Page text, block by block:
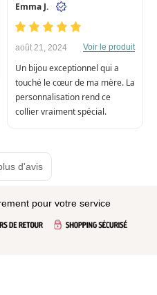
Emma J.
août 21, 2024 Voir le produit
Un bijou exceptionnel qui a
touché le cœur de ma mère. La
personnalisation rend ce
collier vraiment spécial.
d'avis
pour votre service